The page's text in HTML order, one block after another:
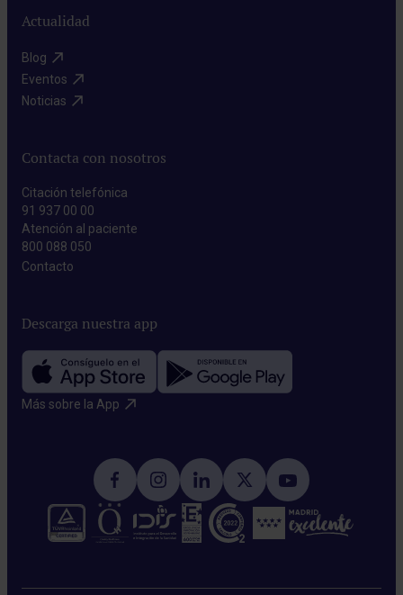
Actualidad
Blog​
Eventos​
Noticias​
Contacta con nosotros
Citación telefónica
91 937 00 00
Atención al paciente
800 088 050
Contacto​
Descarga nuestra app
Más sobre la App​